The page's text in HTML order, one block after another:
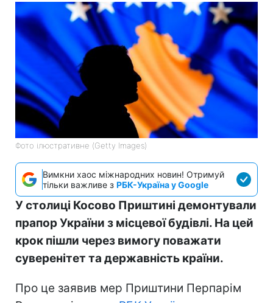
Фото ілюстративне (Getty Images)
Вимкни хаос міжнародних новин! Отримуй
тільки важливе з РБК-Україна у Google
У столиці Косово Приштині демонтували
прапор України з місцевої будівлі. На цей
крок пішли через вимогу поважати
суверенітет та державність країни.
Про це заявив мер Приштини Перпарім